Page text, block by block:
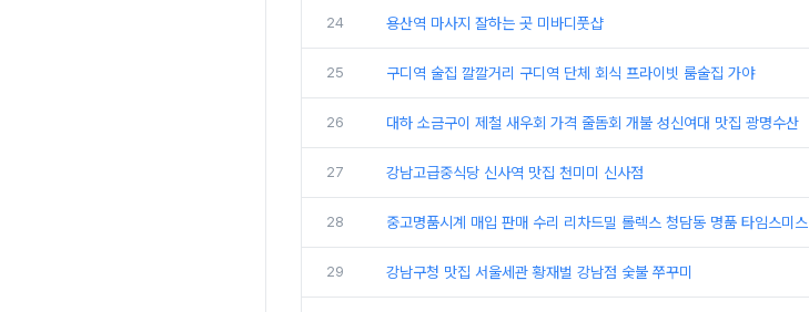
24 용산역 마사지 잘하는 곳 미바디풋샵
25 구디역 술집 깔깔거리 구디역 단체 회식 프라이빗 룸술집 가야
26 대하 소금구이 제철 새우회 가격 줄돔회 개불 성신여대 맛집 광명수산
27 강남고급중식당 신사역 맛집 천미미 신사점
28 중고명품시계 매입 판매 수리 리차드밀 롤렉스 청담동 명품 타임스미스
29 강남구청 맛집 서울세관 황재벌 강남점 숯불 쭈꾸미